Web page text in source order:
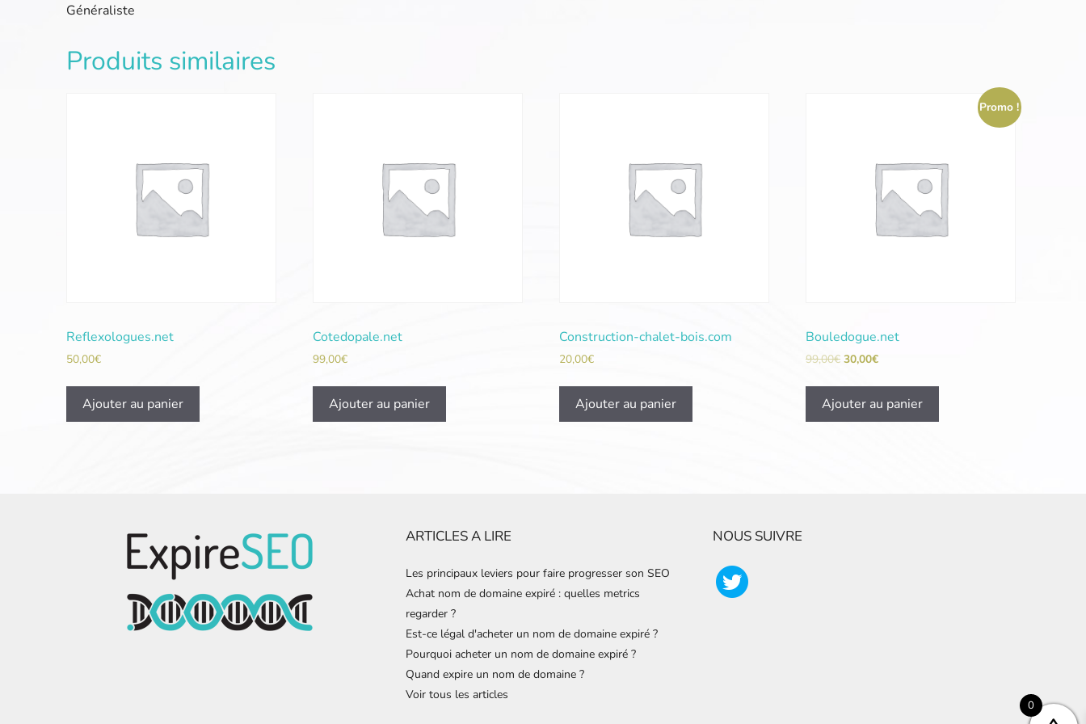
Généraliste
Produits similaires
Reflexologues.net
50,00€
Ajouter au panier
Cotedopale.net
99,00€
Ajouter au panier
Construction-chalet-bois.com
20,00€
Ajouter au panier
Promo !
Bouledogue.net
99,00€ 30,00€
Ajouter au panier
ARTICLES A LIRE
Les principaux leviers pour faire progresser son SEO
Achat nom de domaine expiré : quelles metrics
regarder ?
Est-ce légal d'acheter un nom de domaine expiré ?
Pourquoi acheter un nom de domaine expiré ?
Quand expire un nom de domaine ?
Voir tous les articles
NOUS SUIVRE
0